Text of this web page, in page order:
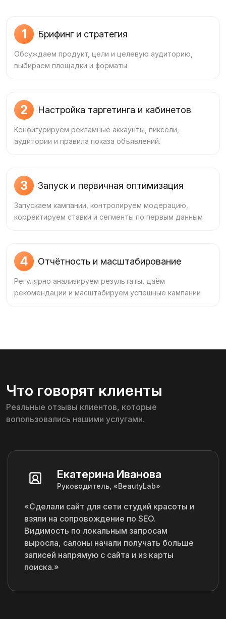
1 Брифинг и стратегия
Обсуждаем продукт, цели и целевую аудиторию,
выбираем площадки и форматы
2 Настройка таргетинга и кабинетов
Конфигурируем рекламные аккаунты, пиксели,
аудитории и правила показа объявлений.
3 Запуск и первичная оптимизация
Запускаем кампании, контролируем модерацию,
корректируем ставки и сегменты по первым данным
4 Отчётность и масштабирование
Регулярно анализируем результаты, даём
рекомендации и масштабируем успешные кампании
Что говорят клиенты
Реальные отзывы клиентов, которые
вопользовались нашими услугами.
Екатерина Иванова
Руководитель, «BeautyLab»
«Сделали сайт для сети студий красоты и
взяли на сопровождение по SEO.
Видимость по локальным запросам
выросла, салоны начали получать больше
записей напрямую с сайта и из карты
поиска.»